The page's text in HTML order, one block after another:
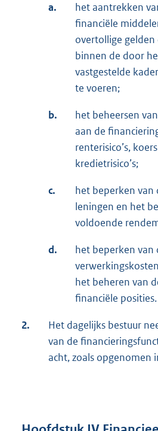
a.
het aantrekken
financiële
overtollige gelden
binnen de door
vastgestelde
te voeren;
b.
het beheersen
aan de
renterisico’s,
kredietrisico’s;
c.
het beperken van
leningen en het
voldoende
d.
het beperken van
het beheren van
financiële posities.
2.
Het dagelijks bestuur
van de
acht, zoals opgenomen